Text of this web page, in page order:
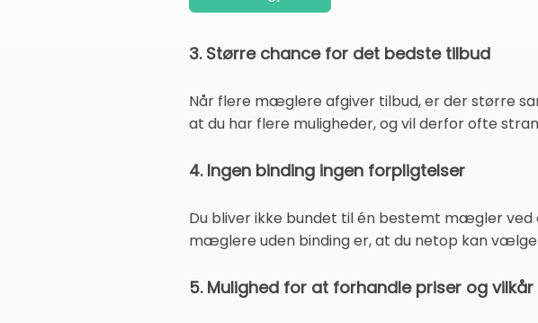
3. Større chance for det bedste tilbud
Når flere mæglere afgiver tilbud, er der større
at du har flere muligheder, og vil derfor ofte
4. Ingen binding ingen forpligtelser
Du bliver ikke bundet til én bestemt mægler
mæglere uden binding er, at du netop kan
5. Mulighed for at forhandle priser og vilkår